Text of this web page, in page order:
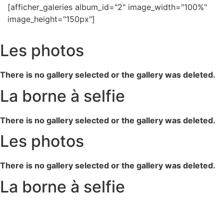
[afficher_galeries album_id="2" image_width="100%"
image_height="150px"]
Les photos
There is no gallery selected or the gallery was deleted.
La borne à selfie
There is no gallery selected or the gallery was deleted.
Les photos
There is no gallery selected or the gallery was deleted.
La borne à selfie